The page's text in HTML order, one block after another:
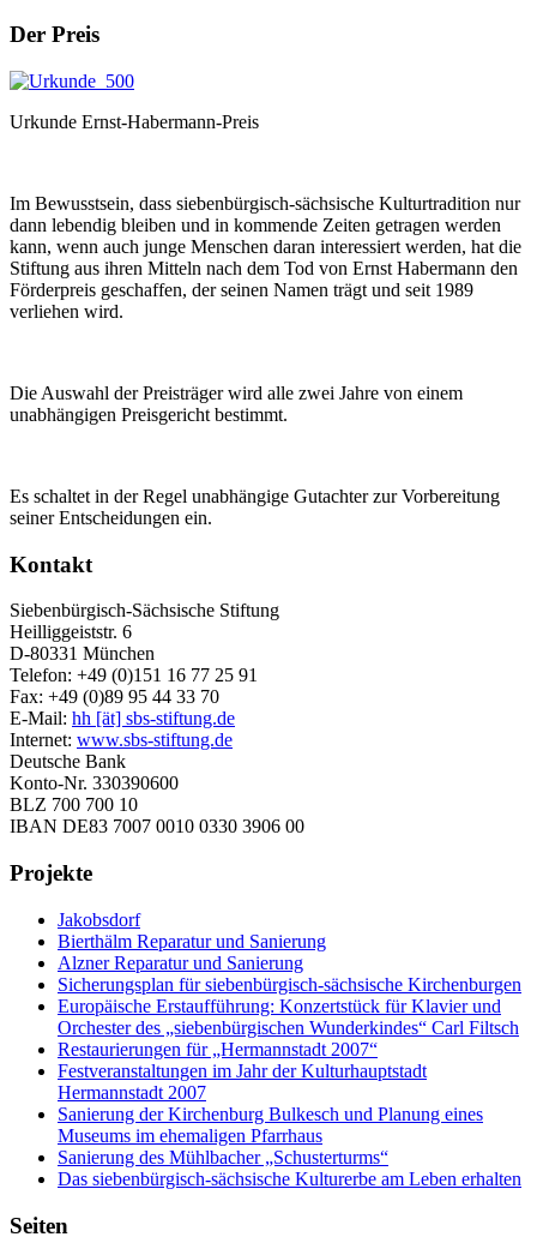
Der Preis
Urkunde Ernst-Habermann-Preis
Im Bewusstsein, dass siebenbürgisch-sächsische Kulturtradition nur
dann lebendig bleiben und in kommende Zeiten getragen werden
kann, wenn auch junge Menschen daran interessiert werden, hat die
Stiftung aus ihren Mitteln nach dem Tod von Ernst Habermann den
Förderpreis geschaffen, der seinen Namen trägt und seit 1989
verliehen wird.
Die Auswahl der Preisträger wird alle zwei Jahre von einem
unabhängigen Preisgericht bestimmt.
Es schaltet in der Regel unabhängige Gutachter zur Vorbereitung
seiner Entscheidungen ein.
Kontakt
Siebenbürgisch-Sächsische Stiftung
Heilliggeiststr. 6
D-80331 München
Telefon: +49 (0)151 16 77 25 91
Fax: +49 (0)89 95 44 33 70
E-Mail: hh [ät] sbs-stiftung.de
Internet: www.sbs-stiftung.de
Deutsche Bank
Konto-Nr. 330390600
BLZ 700 700 10
IBAN DE83 7007 0010 0330 3906 00
Projekte
Jakobsdorf
Bierthälm Reparatur und Sanierung
Alzner Reparatur und Sanierung
Sicherungsplan für siebenbürgisch-sächsische Kirchenburgen
Europäische Erstaufführung: Konzertstück für Klavier und
Orchester des „siebenbürgischen Wunderkindes“ Carl Filtsch
Restaurierungen für „Hermannstadt 2007“
Festveranstaltungen im Jahr der Kulturhauptstadt
Hermannstadt 2007
Sanierung der Kirchenburg Bulkesch und Planung eines
Museums im ehemaligen Pfarrhaus
Sanierung des Mühlbacher „Schusterturms“
Das siebenbürgisch-sächsische Kulturerbe am Leben erhalten
Seiten